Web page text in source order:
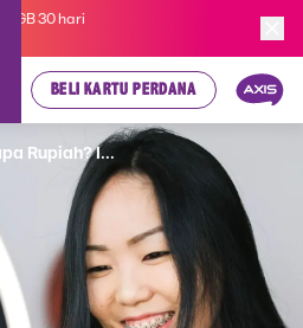
3GB 30 hari
BELI KARTU PERDANA
Rupiah? I...